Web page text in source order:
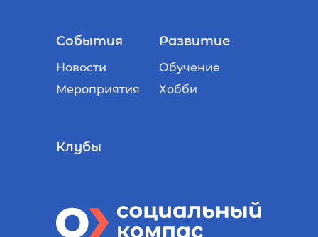
События
Новости
Мероприятия
Развитие
Обучение
Хобби
Клубы